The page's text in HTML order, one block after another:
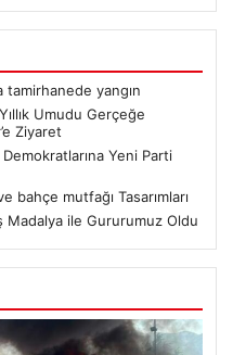
tamirhanede yangın
Umudu Gerçeğe
Ziyaret
Yeni Parti
bahçe mutfağı Tasarımları
Madalya ile Gururumuz Oldu